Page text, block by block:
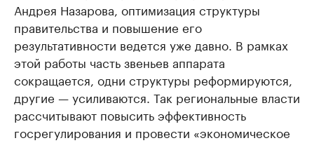
Андрея Назарова, оптимизация структуры
правительства и повышение его
результативности ведется уже давно. В рамках
этой работы часть звеньев аппарата
сокращается, одни структуры реформируются,
другие — усиливаются. Так региональные власти
рассчитывают повысить эффективность
госрегулирования и провести «экономическое